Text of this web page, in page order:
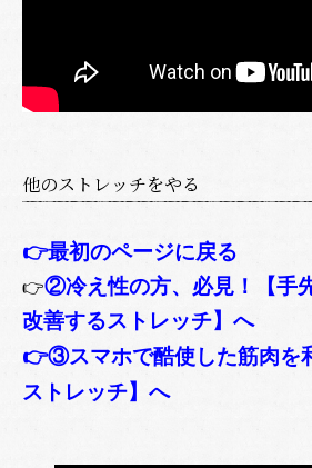
他のストレッチをやる
👉最初のページに戻る
👉②冷え性の方、必見！【手
改善するストレッチ】へ
👉③スマホで酷使した筋肉を
ストレッチ】へ